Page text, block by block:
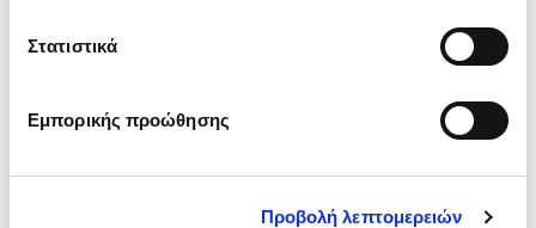
Στατιστικά
Εμπορικής προώθησης
Προβολή λεπτομερειών